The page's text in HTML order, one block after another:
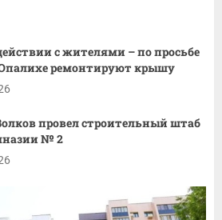
с жителями – по просьбе
ремонтируют крышу
провел строительный штаб
№ 2